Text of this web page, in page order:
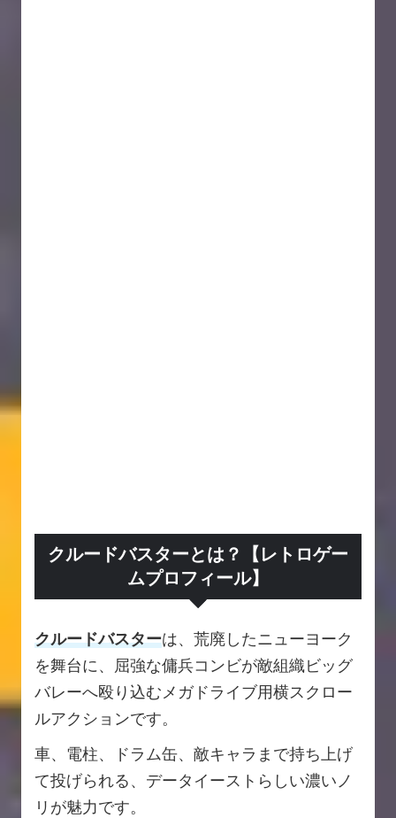
クルードバスターとは？【レトロゲー
ムプロフィール】
クルードバスターは、荒廃したニューヨーク
を舞台に、屈強な傭兵コンビが敵組織ビッグ
バレーへ殴り込むメガドライブ用横スクロー
ルアクションです。
車、電柱、ドラム缶、敵キャラまで持ち上げ
て投げられる、データイーストらしい濃いノ
リが魅力です。